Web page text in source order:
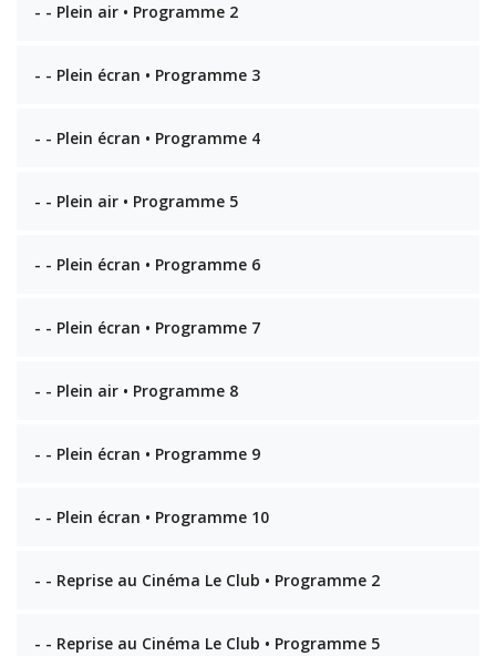
- - Plein air • Programme 2
- - Plein écran • Programme 3
- - Plein écran • Programme 4
- - Plein air • Programme 5
- - Plein écran • Programme 6
- - Plein écran • Programme 7
- - Plein air • Programme 8
- - Plein écran • Programme 9
- - Plein écran • Programme 10
- - Reprise au Cinéma Le Club • Programme 2
- - Reprise au Cinéma Le Club • Programme 5